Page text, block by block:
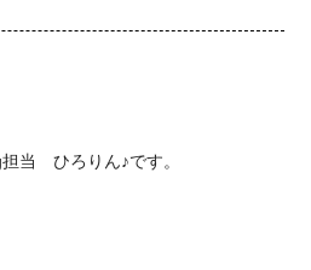
担当ひろりん♪です。